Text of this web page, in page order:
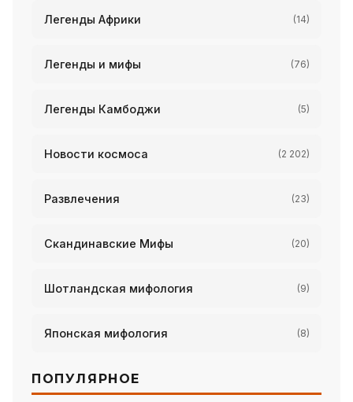
Легенды Африки (14)
Легенды и мифы (76)
Легенды Камбоджи (5)
Новости космоса (2 202)
Развлечения (23)
Скандинавские Мифы (20)
Шотландская мифология (9)
Японская мифология (8)
ПОПУЛЯРНОЕ